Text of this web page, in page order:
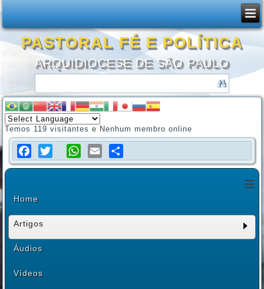
PASTORAL FÉ E POLÍTICA
ARQUIDIOCESE DE SÃO PAULO
Temos 119 visitantes e Nenhum membro online
Facebook
TwitterWhatsApp
EmailShare
≡
Home
Artigos
Áudios
Vídeos